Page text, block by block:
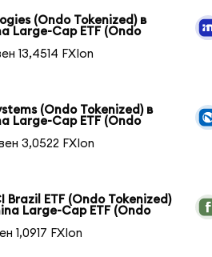
(Ondo Tokenized) в
Large-Cap ETF (Ondo
13,4514 FXIon
(Ondo Tokenized) в
Large-Cap ETF (Ondo
3,0522 FXIon
Brazil ETF (Ondo Tokenized)
Large-Cap ETF (Ondo
1,0917 FXIon